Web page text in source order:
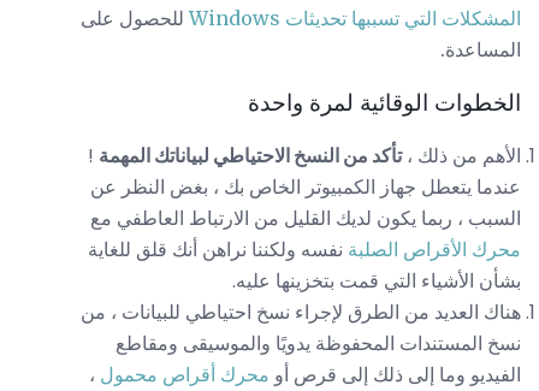
المشكلات التي تسببها تحديثات Windows
للحصول على
المساعدة.
الخطوات الوقائية لمرة واحدة
الأهم من ذلك ،تأكد من النسخ الاحتياطي لبياناتك المهمة !
عندما يتعطل جهاز الكمبيوتر الخاص بك ، بغض النظر عن
السبب ، ربما يكون لديك القليل من الارتباط العاطفي مع
محرك الأقراص الصلبة نفسه ولكننا نراهن أنك قلق للغاية
بشأن الأشياء التي قمت بتخزينها عليه.
هناك العديد من الطرق لإجراء نسخ احتياطي للبيانات ، من
نسخ المستندات المحفوظة يدويًا والموسيقى ومقاطع
الفيديو وما إلى ذلك إلى قرص أو محرك أقراص محمول ،